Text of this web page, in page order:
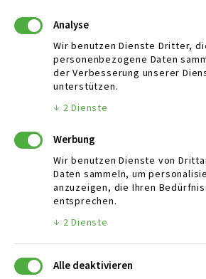
KONTAKT
Schlattwiesen 16
72131 Ofterdingen, Germany
Telefon: 07473 / 378 278- 0
Email:
ÖFFNUNGSZEITEN
Sa:
Analyse
Wir benutzen Dienste Dritter,
personenbezogene Daten
der Verbesserung unserer
unterstützen.
↓ 2 Dienste
Werbung
Wir benutzen Dienste von
Daten sammeln, um
anzuzeigen, die Ihren
entsprechen.
↓ 2 Dienste
Alle deaktivieren